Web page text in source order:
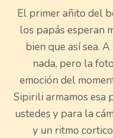
El primer añito del
los papás esperan
bien que así sea.
nada, pero la
emoción del
Sipirili armamos esa
ustedes y para la
y un ritmo